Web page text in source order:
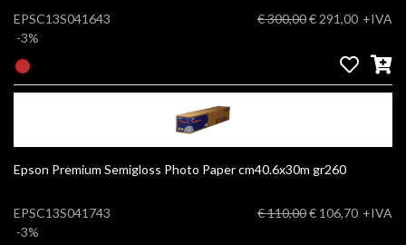
EPSC13S041643
-3%
€ 300,00€ 291,00 +IVA
Epson Premium Semigloss Photo Paper cm40.6x30m gr260
EPSC13S041743
-3%
€ 110,00€ 106,70 +IVA